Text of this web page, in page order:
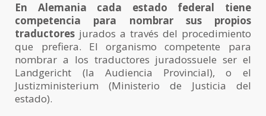
En Alemania cada estado federal tiene
competencia para nombrar sus propios
traductores jurados a través del procedimiento
que prefiera. El organismo competente para
nombrar a los traductores juradossuele ser el
Landgericht (la Audiencia Provincial), o el
Justizministerium (Ministerio de Justicia del
estado).